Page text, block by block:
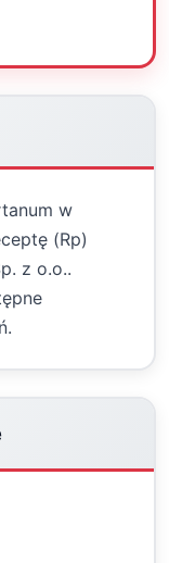
w
(Rp)
z o.o..